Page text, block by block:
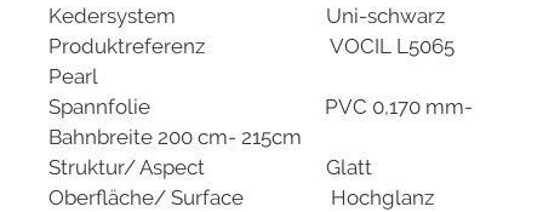
Kedersystem Uni-schwarz
Produktreferenz VOCIL L5065
Pearl
Spannfolie PVC 0,170 mm-
Bahnbreite 200 cm- 215cm
Struktur/ Aspect Glatt
Oberfläche/ Surface Hochglanz